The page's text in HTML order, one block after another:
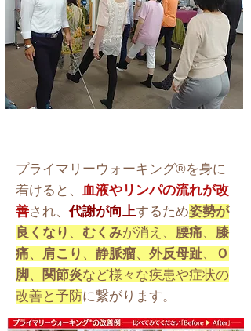
プライマリーウォーキング®を身に
着けると、 血液やリンパの流れが改
善され、 代謝が向上するため姿勢が
良くなり 、 むくみが消え、 腰痛、 膝
痛、 肩こり 、 静脈瘤、 外反母趾、
Ｏ
脚、 関節炎など様々な疾患や症状の
改善と予防に繋がります。